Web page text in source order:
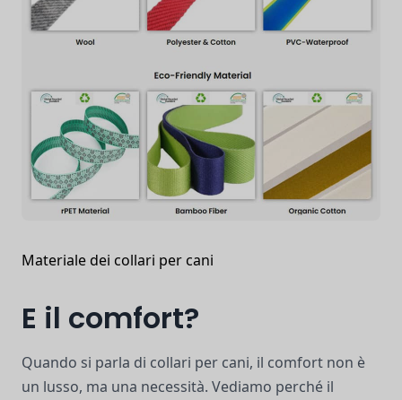
Materiale dei collari per cani
E il comfort?
Quando si parla di collari per cani, il comfort non è
un lusso, ma una necessità. Vediamo perché il